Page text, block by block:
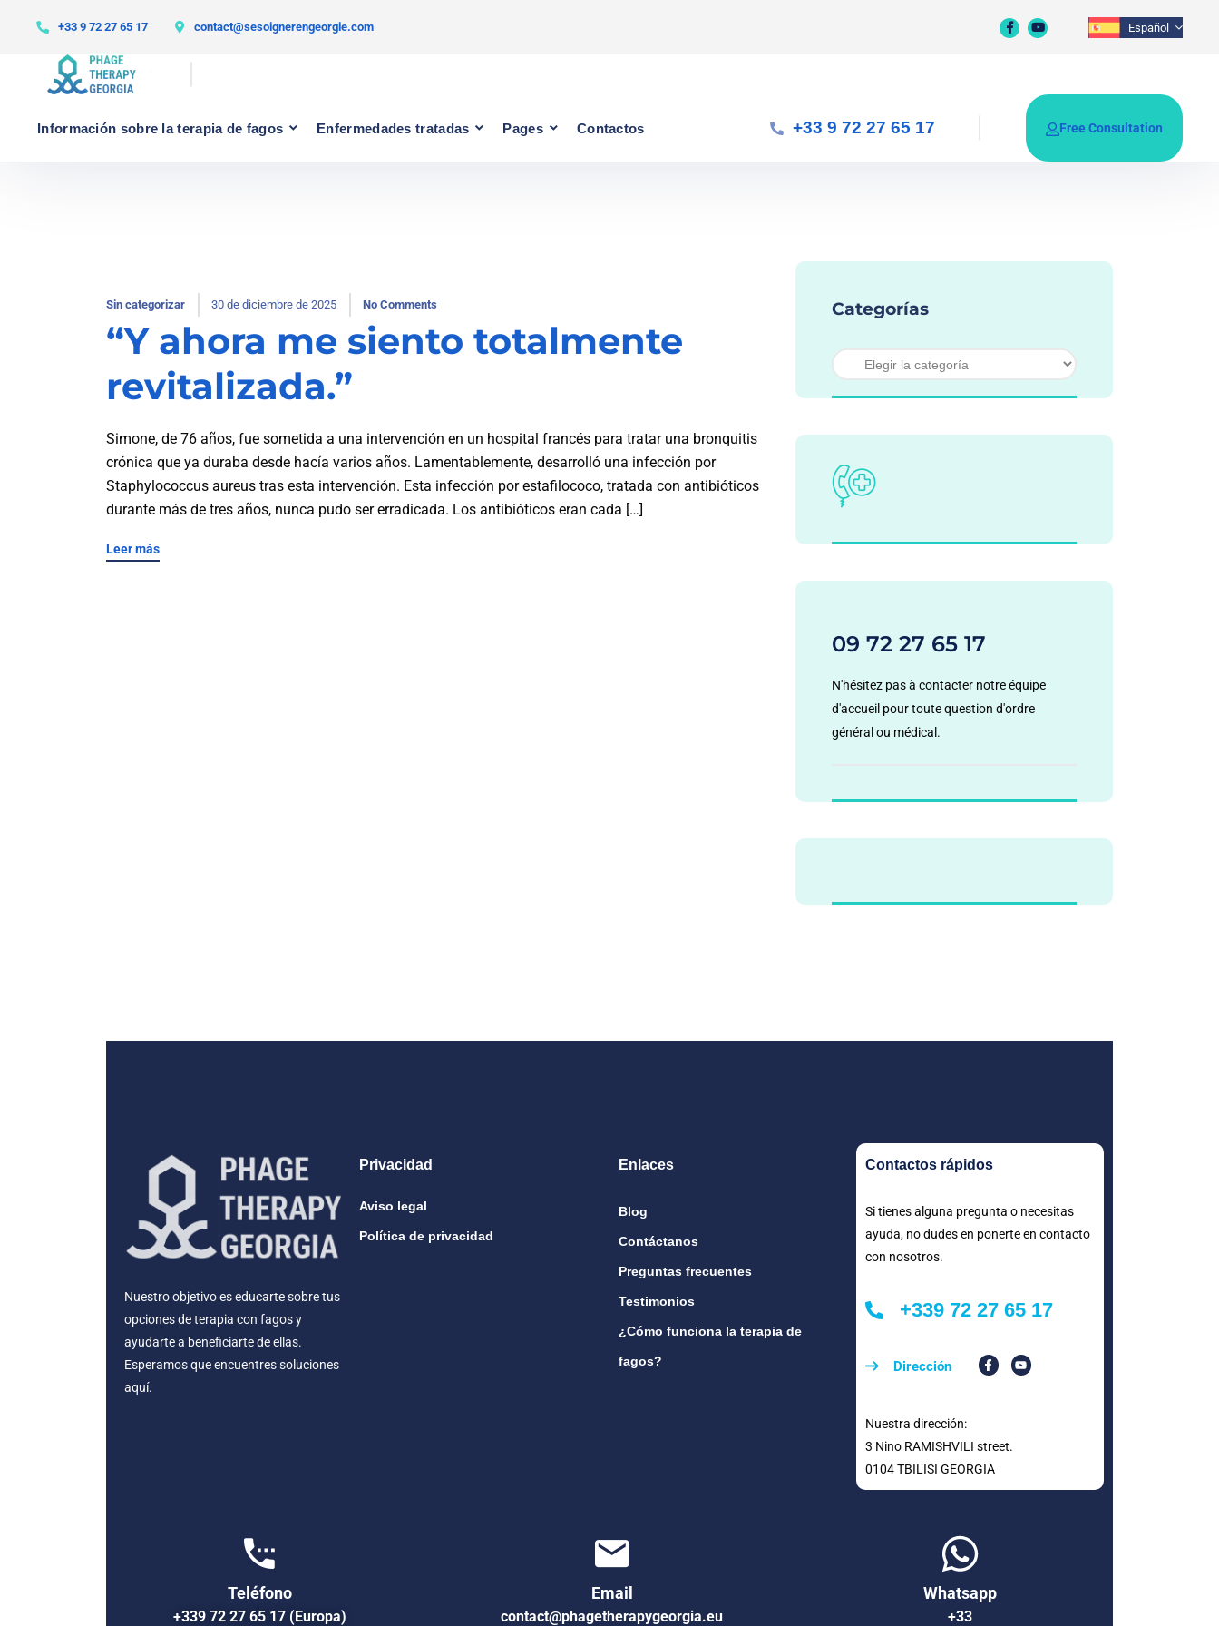
+33 9 72 27 65 17 contact@sesoignerengeorgie.com Español
Información sobre la terapia de fagos Enfermedades tratadas Pages Contactos +33 9 72 27 65 17 Free Consultation
Sin categorizar 30 de diciembre de 2025 No Comments
“Y ahora me siento totalmente
revitalizada.”
Simone, de 76 años, fue sometida a una intervención en un hospital francés para tratar una bronquitis
crónica que ya duraba desde hacía varios años. Lamentablemente, desarrolló una infección por
Staphylococcus aureus tras esta intervención. Esta infección por estafilococo, tratada con antibióticos
durante más de tres años, nunca pudo ser erradicada. Los antibióticos eran cada […]
Leer más
Categorías
09 72 27 65 17
N'hésitez pas à contacter notre équipe
d'accueil pour toute question d'ordre
général ou médical.
Nuestro objetivo es educarte sobre tus
opciones de terapia con fagos y
ayudarte a beneficiarte de ellas.
Esperamos que encuentres soluciones
aquí.
Privacidad
Aviso legal
Política de privacidad
Enlaces
Blog
Contáctanos
Preguntas frecuentes
Testimonios
¿Cómo funciona la terapia de
fagos?
Contactos rápidos
Si tienes alguna pregunta o necesitas
ayuda, no dudes en ponerte en contacto
con nosotros.
+339 72 27 65 17
Dirección
Nuestra dirección:
3 Nino RAMISHVILI street.
0104 TBILISI GEORGIA
Teléfono
+339 72 27 65 17 (Europa)
Email
contact@phagetherapygeorgia.eu
Whatsapp
+33